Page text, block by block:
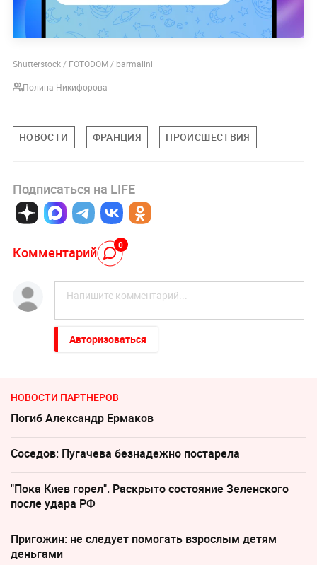
Shutterstock / FOTODOM / barmalini
Полина Никифорова
НОВОСТИ ФРАНЦИЯ ПРОИСШЕСТВИЯ
Подписаться на LIFE
Комментарий 0
Авторизоваться
НОВОСТИ ПАРТНЕРОВ
Погиб Александр Ермаков
Соседов: Пугачева безнадежно постарела
"Пока Киев горел". Раскрыто состояние Зеленского
после удара РФ
Пригожин: не следует помогать взрослым детям
деньгами